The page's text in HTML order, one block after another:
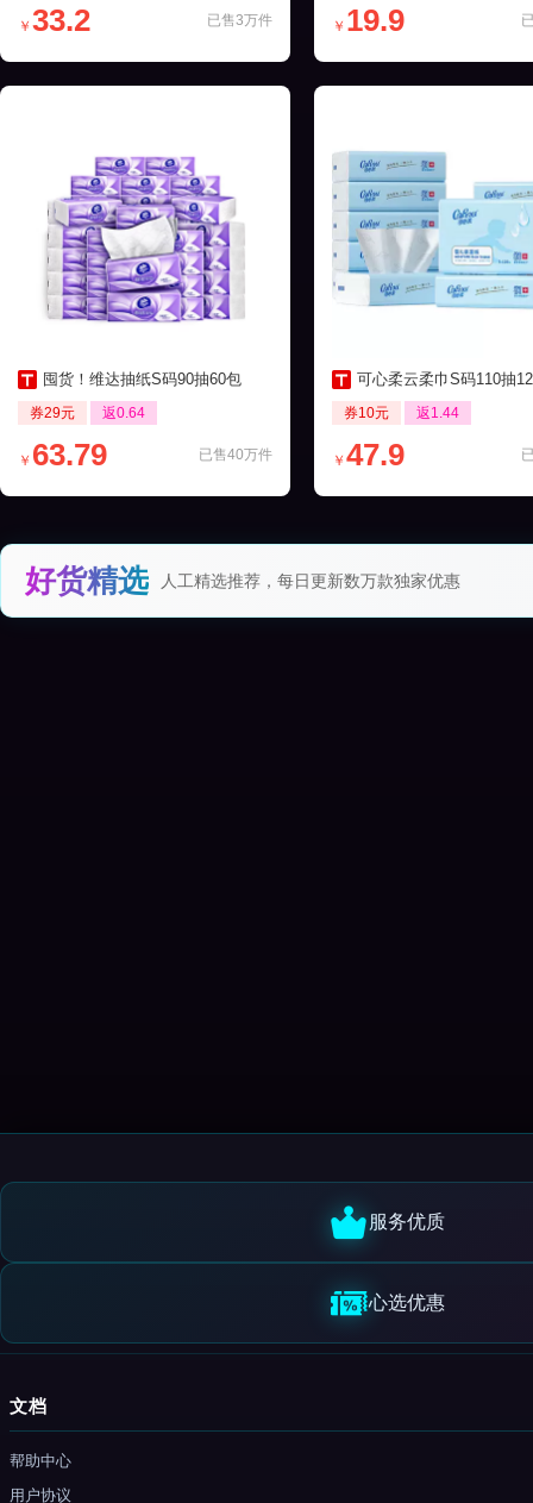
已售3万件
￥ 33.2 ￥ 19.9
囤货！维达抽纸S码90抽60包
券29元 返0.64
已售40万件
￥ 63.79
可心柔云柔巾S码110抽12包保湿
券10元 返1.44
￥ 47.9
好货精选 人工精选推荐，每日更新数万款独家优惠
服务优质
心选优惠
文档
帮助中心
用户协议